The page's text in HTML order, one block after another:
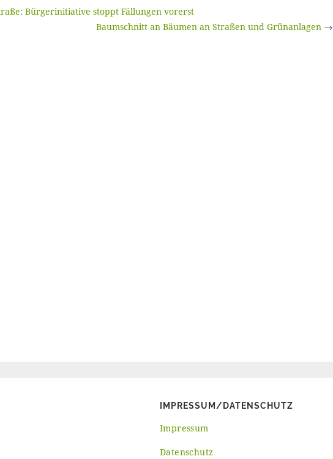
Bürgerinitiative stoppt Fällungen vorerst
Baumschnitt an Bäumen an Straßen und Grünanlagen→
IMPRESSUM/DATENSCHUTZ
Impressum
Datenschutz